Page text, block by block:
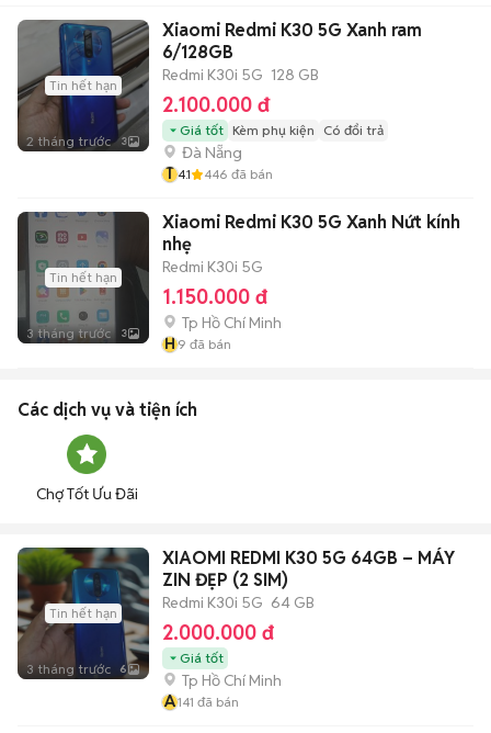
Tin hết hạn
2 tháng trước 3
Xiaomi Redmi K30 5G Xanh ram
6/128GB
Redmi K30i 5G 128 GB
2.100.000 đ
Giá tốt Kèm phụ kiện Có đổi trả
Đà Nẵng
T 4.1 446 đã bán
Tin hết hạn
3 tháng trước 3
Xiaomi Redmi K30 5G Xanh Nứt kính
nhẹ
Redmi K30i 5G
1.150.000 đ
Tp Hồ Chí Minh
H9 đã bán
Các dịch vụ và tiện ích
Chợ Tốt Ưu Đãi
Tin hết hạn
3 tháng trước 6
XIAOMI REDMI K30 5G 64GB – MÁY
ZIN ĐẸP (2 SIM)
Redmi K30i 5G 64 GB
2.000.000 đ
Giá tốt
Tp Hồ Chí Minh
A141 đã bán